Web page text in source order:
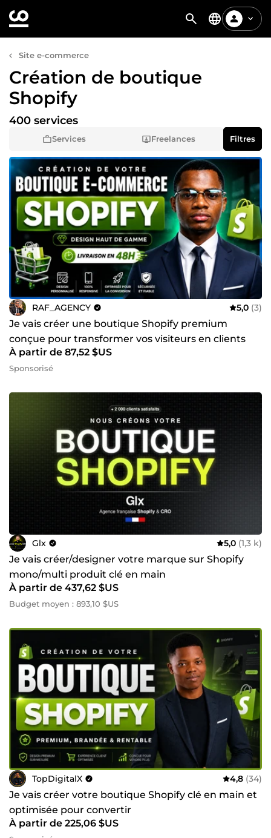
Site e-commerce
Création de boutique
Shopify
Services Freelances
400 services
Filtres
RAF_AGENCY 5,0 (3)
Je vais créer une boutique Shopify premium
conçue pour transformer vos visiteurs en clients
À partir de 87,52 $US
Sponsorisé
Glx 5,0 (1,3 k)
Je vais créer/designer votre marque sur Shopify
mono/multi produit clé en main
À partir de 437,62 $US
Budget moyen : 893,10 $US
TopDigitalX 4,8 (34)
Je vais créer votre boutique Shopify clé en main et
optimisée pour convertir
À partir de 225,06 $US